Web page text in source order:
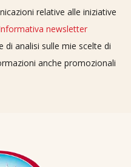
relative alle iniziative
newsletter
di analisi sulle mie scelte di
anche promozionali